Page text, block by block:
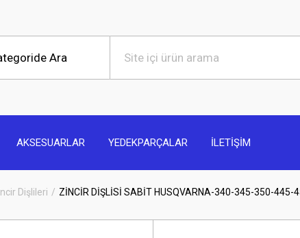
AKSESUARLAR YEDEKPARÇALAR İLETİŞİM
Dişlileri ZİNCİR DİŞLİSİ SABİT HUSQVARNA-340-345-350-